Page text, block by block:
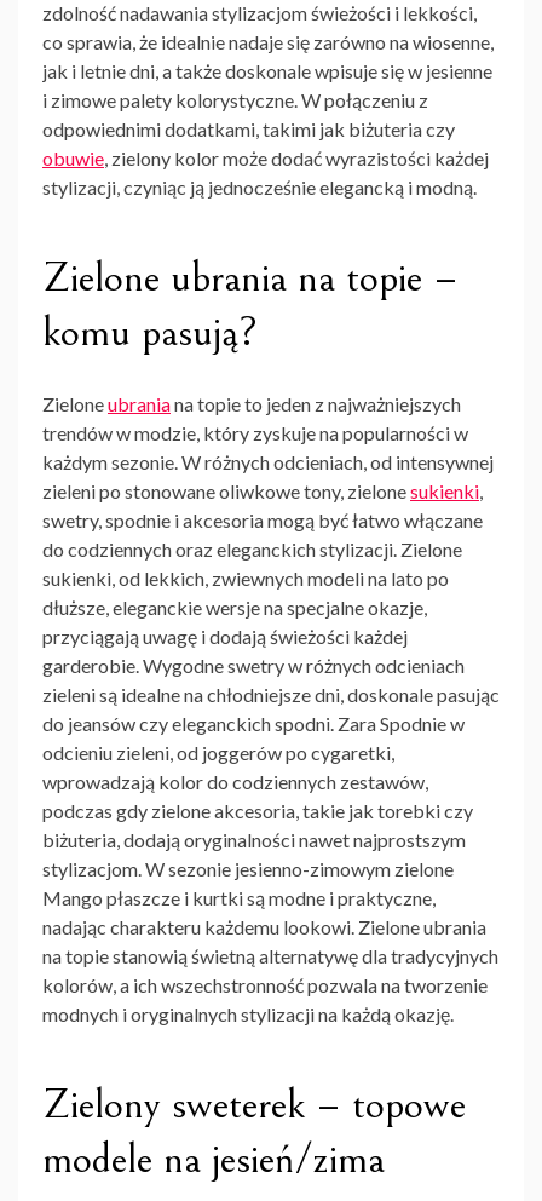
zdolność nadawania stylizacjom świeżości i lekkości,
co sprawia, że idealnie nadaje się zarówno na wiosenne,
jak i letnie dni, a także doskonale wpisuje się w jesienne
i zimowe palety kolorystyczne. W połączeniu z
odpowiednimi dodatkami, takimi jak biżuteria czy
obuwie, zielony kolor może dodać wyrazistości każdej
stylizacji, czyniąc ją jednocześnie elegancką i modną.
Zielone ubrania na topie –
komu pasują?
Zieloneubraniana topie to jeden z najważniejszych
trendów w modzie, który zyskuje na popularności w
każdym sezonie. W różnych odcieniach, od intensywnej
zieleni po stonowane oliwkowe tony, zielonesukienki,
swetry, spodnie i akcesoria mogą być łatwo włączane
do codziennych oraz eleganckich stylizacji. Zielone
sukienki, od lekkich, zwiewnych modeli na lato po
dłuższe, eleganckie wersje na specjalne okazje,
przyciągają uwagę i dodają świeżości każdej
garderobie. Wygodne swetry w różnych odcieniach
zieleni są idealne na chłodniejsze dni, doskonale pasując
do jeansów czy eleganckich spodni. Zara Spodnie w
odcieniu zieleni, od joggerów po cygaretki,
wprowadzają kolor do codziennych zestawów,
podczas gdy zielone akcesoria, takie jak torebki czy
biżuteria, dodają oryginalności nawet najprostszym
stylizacjom. W sezonie jesienno-zimowym zielone
Mango płaszcze i kurtki są modne i praktyczne,
nadając charakteru każdemu lookowi. Zielone ubrania
na topie stanowią świetną alternatywę dla tradycyjnych
kolorów, a ich wszechstronność pozwala na tworzenie
modnych i oryginalnych stylizacji na każdą okazję.
Zielony sweterek – topowe
modele na jesień/zima